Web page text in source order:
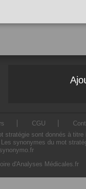
CGU
sont donnés à
synonymes du mot
d'Analyses Médicales.fr